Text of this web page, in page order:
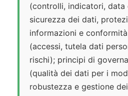
(controlli, indicatori, data
sicurezza dei dati,
informazioni e
(accessi, tutela dati
rischi); principi di
(qualità dei dati per i
robustezza e gestione